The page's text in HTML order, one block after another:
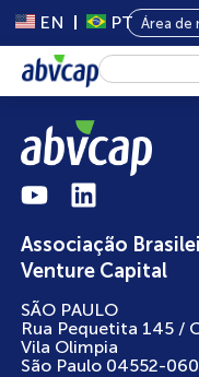
EN PT Área de
Sobre Nós
Capital Privado
Programas
Conteúdo
Eventos
Notícias
Associação
Venture Capital
SÃO PAULO
Rua Pequetita 145 /
Vila Olimpia
São Paulo 04552-060